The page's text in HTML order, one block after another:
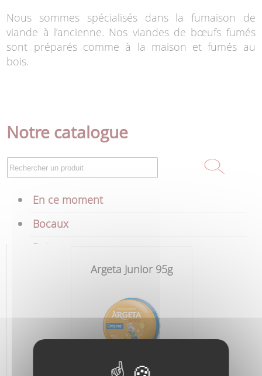
Nous sommes spécialisés dans la fumaison de
viande à l’ancienne. Nos viandes de bœufs fumés
sont préparés comme à la maison et fumés au
bois.
Notre catalogue
En ce moment
Bocaux
Boissons
Cafés
Chips-Snack
Chocolats-Sucres
Argeta Junior 95g
1,2 € TTC